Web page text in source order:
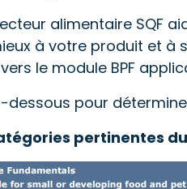
alimentaire SQF
à votre produit et à
le module BPF
dessous pour
pertinentes